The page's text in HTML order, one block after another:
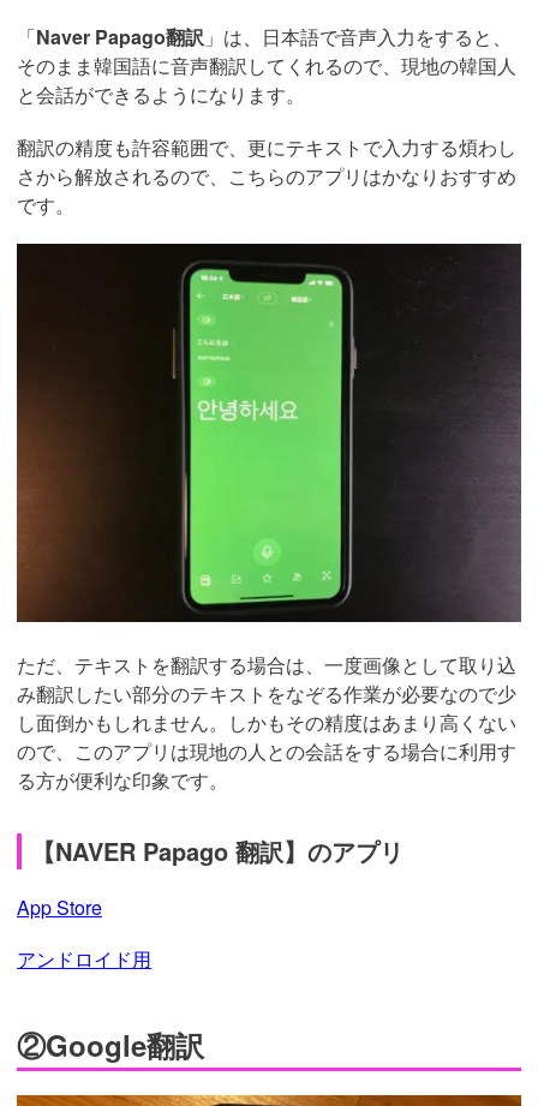
「Naver Papago翻訳 」は、日本語で音声入力をすると、
そのまま韓国語に音声翻訳してくれるので、現地の韓国人
と会話ができるようになります。
翻訳の精度も許容範囲で、更にテキストで入力する煩わし
さから解放されるので、こちらのアプリはかなりおすすめ
です。
ただ、テキストを翻訳する場合は、一度画像として取り込
み翻訳したい部分のテキストをなぞる作業が必要なので少
し面倒かもしれません。しかもその精度はあまり高くない
ので、このアプリは現地の人との会話をする場合に利用す
る方が便利な印象です。
【NAVER Papago 翻訳】のアプリ
App Store
アンドロイド用
②Google翻訳